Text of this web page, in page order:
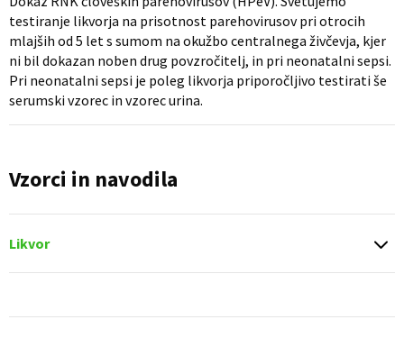
testiranje likvorja na prisotnost parehovirusov pri otrocih
mlajših od 5 let s sumom na okužbo centralnega živčevja, kjer
ni bil dokazan noben drug povzročitelj, in pri neonatalni sepsi.
Pri neonatalni sepsi je poleg likvorja priporočljivo testirati še
serumski vzorec in vzorec urina.
Vzorci in navodila
Likvor